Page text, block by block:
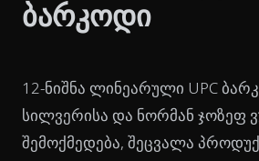
ბარკოდი
12-ნიშნა ლინეარული UPC
სილვერისა და ნორმან ჯოზეფ
შემოქმედება, შეცვალა